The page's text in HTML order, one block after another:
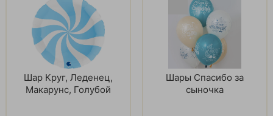
Шар Круг, Леденец,
Макарунс, Голубой
Шары Спасибо за
сыночка